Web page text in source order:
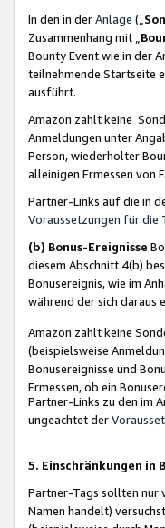
In den in derAnlage („
Zusammenhang mit „
Bounty Event wie in der
teilnehmende Startseite
ausführt.
Amazon zahlt keine
Anmeldungen unter
Person, wiederholter
alleinigen Ermessen von
Partner-Links auf die in
Voraussetzungen für die
(b) Bonus-Ereignisse
diesem Abschnitt 4(b)
Bonusereignis, wie im
während der sich daraus
Amazon zahlt keine
(beispielsweise
Bonusereignisse und
Ermessen, ob ein
Partner-Links zu den im
ungeachtet der
5. Einschränkungen in
Partner-Tags sollten nur
Namen handelt)